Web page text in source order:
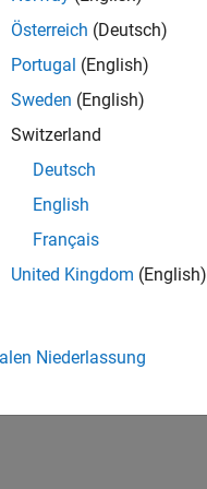
can now reap the
execution profiling
Package (Cortex-A)
Österreich (Deutsch)
Portugal (English)
Sweden (English)
Switzerland
Deutsch
English
Français
United Kingdom (English)
Niederlassung